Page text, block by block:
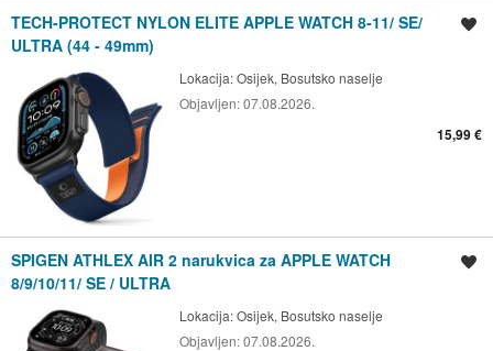
TECH-PROTECT NYLON ELITE APPLE WATCH 8-11/ SE/
ULTRA (44 - 49mm)
Lokacija:Osijek, Bosutsko naselje
Objavljen:07.08.2026.
15,99 €
SPIGEN ATHLEX AIR 2 narukvica za APPLE WATCH
8/9/10/11/ SE / ULTRA
Lokacija:Osijek, Bosutsko naselje
Objavljen:07.08.2026.